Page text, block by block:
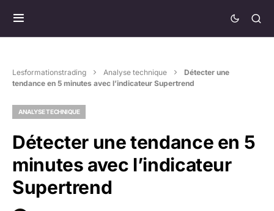
Lesformationstrading Analyse technique
Détecter une
tendance en 5 minutes avec l’indicateur Supertrend
ANALYSE TECHNIQUE
Détecter une tendance en 5
minutes avec l’indicateur
Supertrend